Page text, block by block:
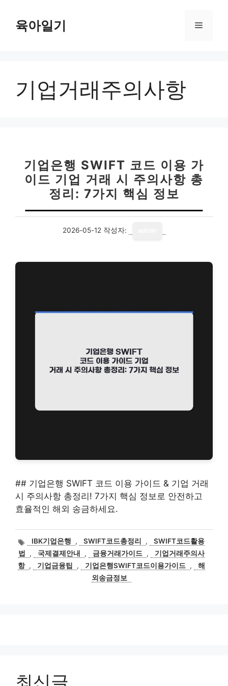
육아일기 메
기업거래주의사항
기업은행 SWIFT 코드 이용 가
이드 기업 거래 시 주의사항 총
정리: 7가지 핵심 정보
2026-05-12 작성자:
## 기업은행 SWIFT 코드 이용 가이드 & 기업 거래
시 주의사항 총정리! 7가지 핵심 정보로 안전하고
효율적인 해외 송금하세요.
태IBK기업은행 , SWIFT코드총정리 ,
SWIFT코드활용
법
, 국제결제안내 , 금융거래가이드 ,
기업거래주의사
항 , 기업금융팁 , 기업은행SWIFT코드이용가이드 ,
해
외송금정보
최신글